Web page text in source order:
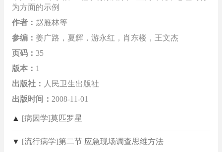
为方面的示例
作者： 赵雁林等
参编： 姜广路，夏辉，游永红，肖东楼，王文杰
页码： 35
版本： 1
出版社： 人民卫生出版社
出版时间： 2008-11-01
▲ [病因学]莫匹罗星
▼ [流行病学]第二节 应急现场调查思维方法